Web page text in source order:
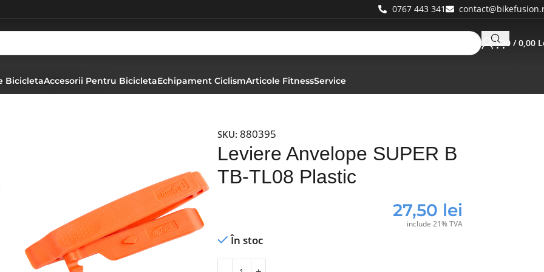
0767 443 341
0 / 0,00
BicicletaAccesorii Pentru BicicletaEchipament CiclismArticole FitnessService
TB-TL08 Plastic
SKU: 880395
Leviere Anvelope SUPER B
TB-TL08 Plastic
27,50 lei
include 21% TVA
În stoc